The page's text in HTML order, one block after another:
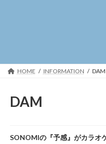
HOME INFORMATION DAM
DAM
SONOMIの『予感』がカラオ